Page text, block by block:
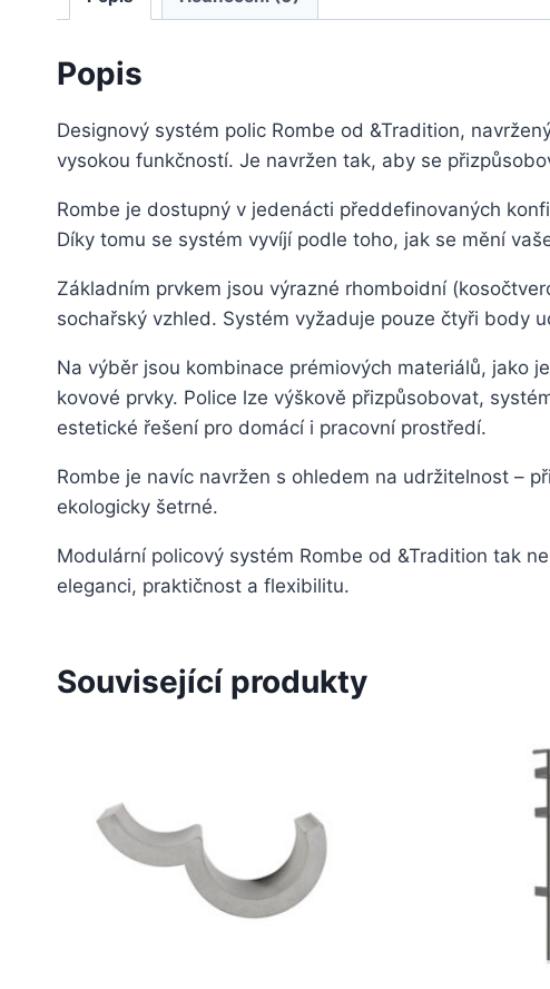
Popis
Designový systém polic Rombe od &Tradition,
vysokou funkčností. Je navržen tak, aby se
Rombe je dostupný v jedenácti předdefinovaných
Díky tomu se systém vyvíjí podle toho, jak se mění
Základním prvkem jsou výrazné rhomboidní
sochařský vzhled. Systém vyžaduje pouze čtyři body
Na výběr jsou kombinace prémiových materiálů, jako
kovové prvky. Police lze výškově přizpůsobovat,
estetické řešení pro domácí i pracovní prostředí.
Rombe je navíc navržen s ohledem na udržitelnost –
ekologicky šetrné.
Modulární policový systém Rombe od &Tradition tak
eleganci, praktičnost a flexibilitu.
Související produkty